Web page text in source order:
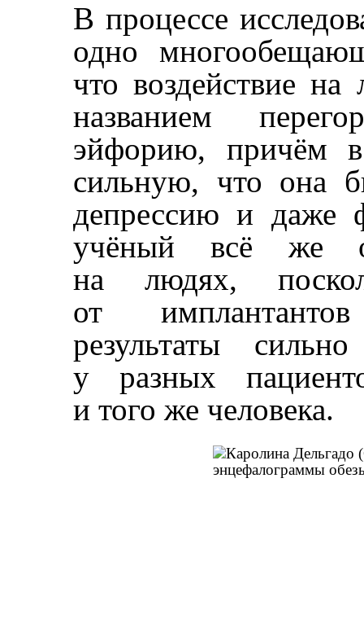
В процессе
одно
что воздействие
названием
эйфорию, причём в
сильную, что она
депрессию и даже
учёный всё же
на людях,
от
результаты
у разных
и того же человека.